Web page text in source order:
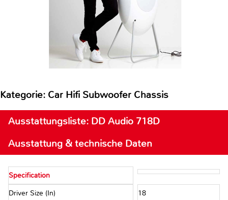
Kategorie: Car Hifi Subwoofer Chassis
Ausstattungsliste: DD Audio 718D
Ausstattung & technische Daten
Specification
Driver Size (In) 18